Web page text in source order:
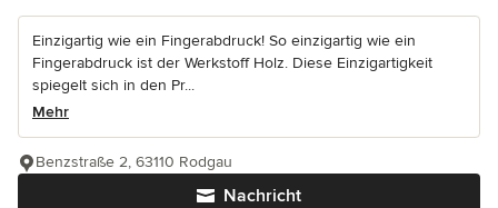
Einzigartig wie ein Fingerabdruck! So einzigartig wie ein
Fingerabdruck ist der Werkstoff Holz. Diese Einzigartigkeit
spiegelt sich in den Pr...
Mehr
Nachricht
Benzstraße 2, 63110 Rodgau